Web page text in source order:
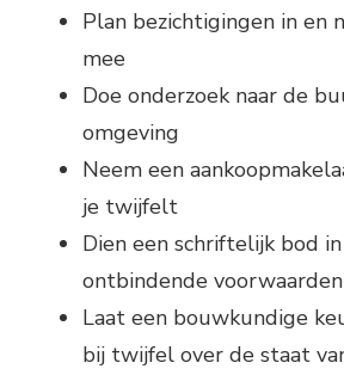
Plan bezichtigingen in en
mee
Doe onderzoek naar de
omgeving
Neem een
je twijfelt
Dien een schriftelijk bod
ontbindende voorwaarden
Laat een bouwkundige
bij twijfel over de staat